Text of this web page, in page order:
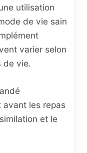
utilisation
de vie sain
varier selon
de vie.
avant les repas
et le